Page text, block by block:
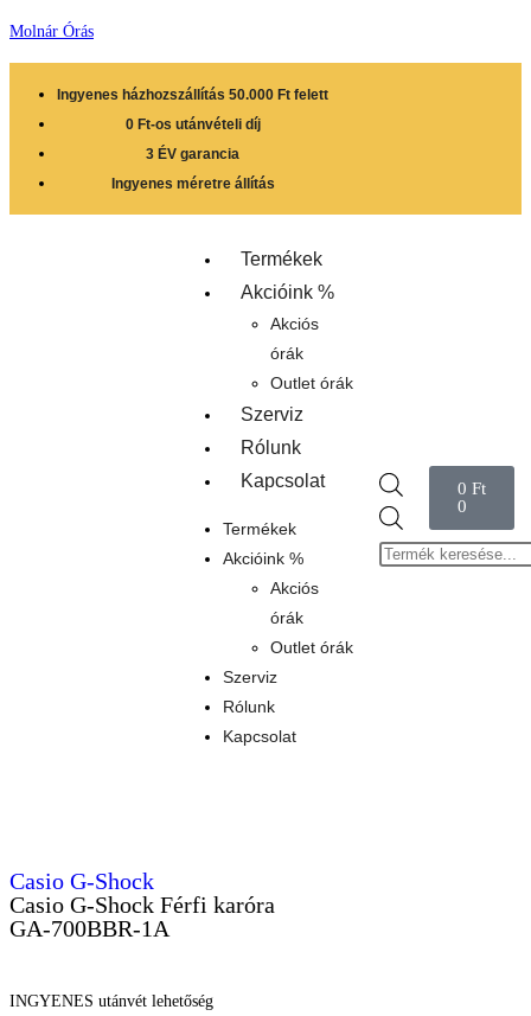
Molnár Órás
Ingyenes házhozszállítás 50.000 Ft felett
0 Ft-os utánvételi díj
3 ÉV garancia
Ingyenes méretre állítás
Termékek
Akcióink %
Akciós
órák
Outlet órák
Szerviz
Rólunk
Kapcsolat
Termékek
Akcióink %
Akciós
órák
Outlet órák
Szerviz
Rólunk
Kapcsolat
0Ft
0
Casio G-Shock
Casio G-Shock Férfi karóra
GA-700BBR-1A
INGYENES utánvét lehetőség